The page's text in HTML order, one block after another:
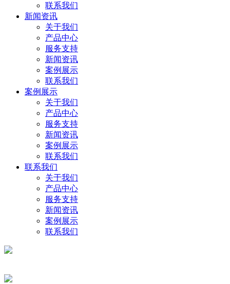
联系我们
新闻资讯
关于我们
产品中心
服务支持
新闻资讯
案例展示
联系我们
案例展示
关于我们
产品中心
服务支持
新闻资讯
案例展示
联系我们
联系我们
关于我们
产品中心
服务支持
新闻资讯
案例展示
联系我们